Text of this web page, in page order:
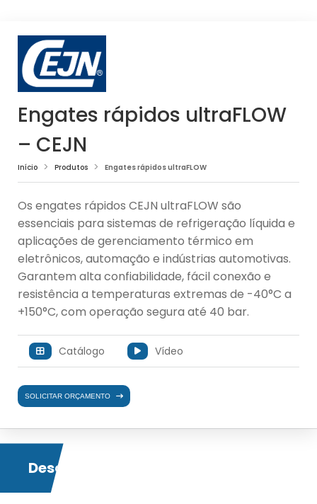
Engates rápidos ultraFLOW
– CEJN
Início Produtos Engates rápidos ultraFLOW
Os engates rápidos CEJN ultraFLOW são
essenciais para sistemas de refrigeração líquida e
aplicações de gerenciamento térmico em
eletrônicos, automação e indústrias automotivas.
Garantem alta confiabilidade, fácil conexão e
resistência a temperaturas extremas de -40°C a
+150°C, com operação segura até 40 bar.
Catálogo Vídeo
SOLICITAR ORÇAMENTO
Descrição